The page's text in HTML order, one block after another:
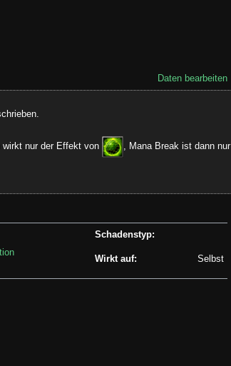
Daten bearbeiten
nur der Effekt von
, Mana Break ist dann nur
Schadenstyp:
Wirkt auf: Selbst